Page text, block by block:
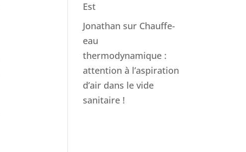
Est
Jonathan sur Chauffe-
eau
thermodynamique :
attention à l’aspiration
d’air dans le vide
sanitaire !